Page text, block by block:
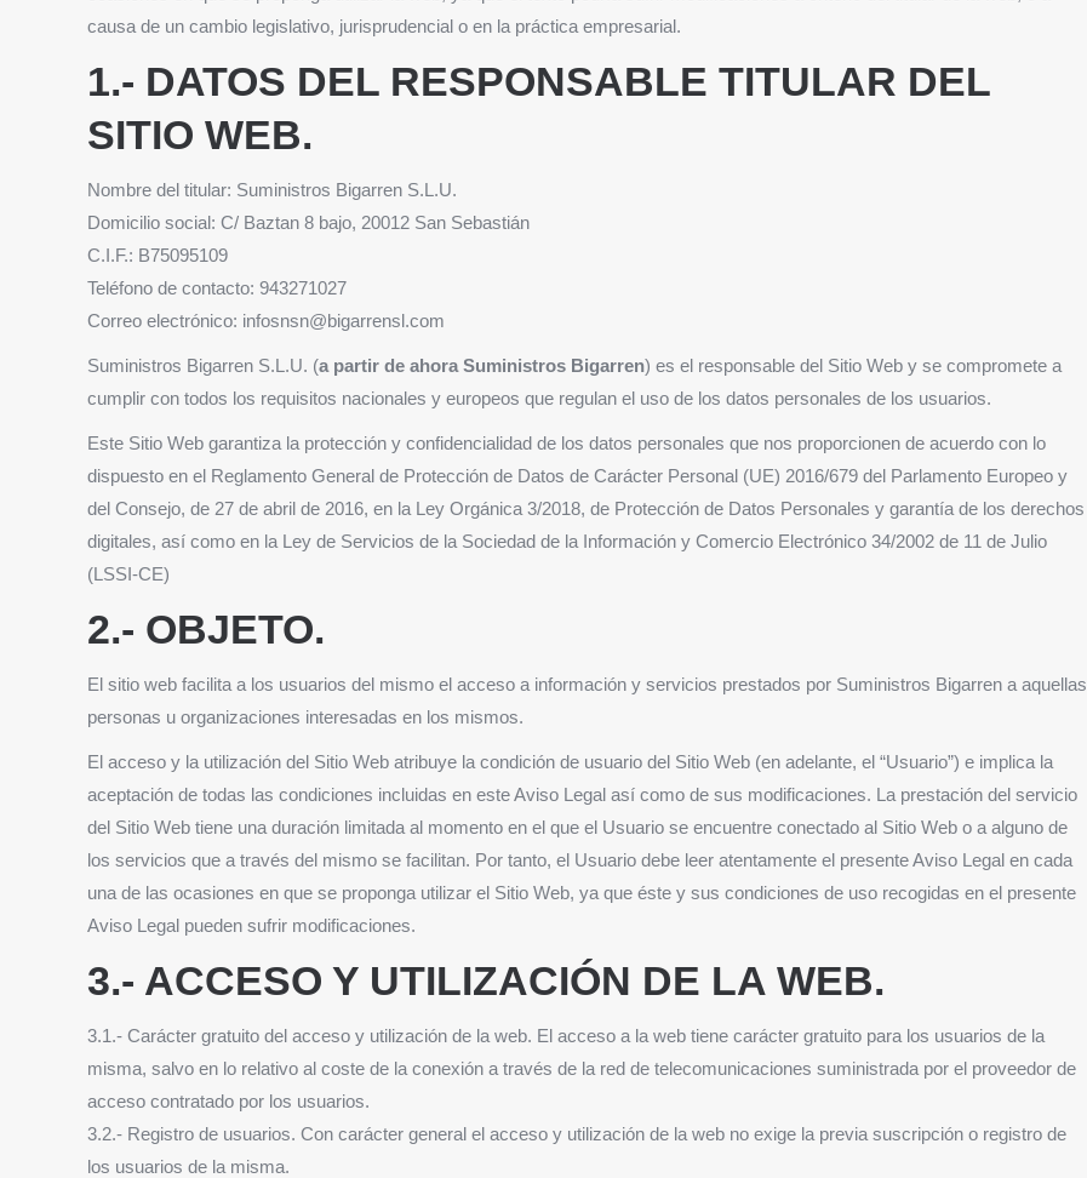
causa de un cambio legislativo, jurisprudencial o en la práctica empresarial.
1.- DATOS DEL RESPONSABLE TITULAR DEL
SITIO WEB.
Nombre del titular: Suministros Bigarren S.L.U.
Domicilio social: C/ Baztan 8 bajo, 20012 San Sebastián
C.I.F.: B75095109
Teléfono de contacto: 943271027
Correo electrónico: infosnsn@bigarrensl.com
Suministros Bigarren S.L.U. (a partir de ahora Suministros Bigarren) es el responsable del Sitio Web y se compromete a
cumplir con todos los requisitos nacionales y europeos que regulan el uso de los datos personales de los usuarios.
Este Sitio Web garantiza la protección y confidencialidad de los datos personales que nos proporcionen de acuerdo con lo
dispuesto en el Reglamento General de Protección de Datos de Carácter Personal (UE) 2016/679 del Parlamento Europeo y
del Consejo, de 27 de abril de 2016, en la Ley Orgánica 3/2018, de Protección de Datos Personales y garantía de los derechos
digitales, así como en la Ley de Servicios de la Sociedad de la Información y Comercio Electrónico 34/2002 de 11 de Julio
(LSSI-CE)
2.- OBJETO.
El sitio web facilita a los usuarios del mismo el acceso a información y servicios prestados por Suministros Bigarren a aquellas
personas u organizaciones interesadas en los mismos.
El acceso y la utilización del Sitio Web atribuye la condición de usuario del Sitio Web (en adelante, el “Usuario”) e implica la
aceptación de todas las condiciones incluidas en este Aviso Legal así como de sus modificaciones. La prestación del servicio
del Sitio Web tiene una duración limitada al momento en el que el Usuario se encuentre conectado al Sitio Web o a alguno de
los servicios que a través del mismo se facilitan. Por tanto, el Usuario debe leer atentamente el presente Aviso Legal en cada
una de las ocasiones en que se proponga utilizar el Sitio Web, ya que éste y sus condiciones de uso recogidas en el presente
Aviso Legal pueden sufrir modificaciones.
3.- ACCESO Y UTILIZACIÓN DE LA WEB.
3.1.- Carácter gratuito del acceso y utilización de la web. El acceso a la web tiene carácter gratuito para los usuarios de la
misma, salvo en lo relativo al coste de la conexión a través de la red de telecomunicaciones suministrada por el proveedor de
acceso contratado por los usuarios.
3.2.- Registro de usuarios. Con carácter general el acceso y utilización de la web no exige la previa suscripción o registro de
los usuarios de la misma.